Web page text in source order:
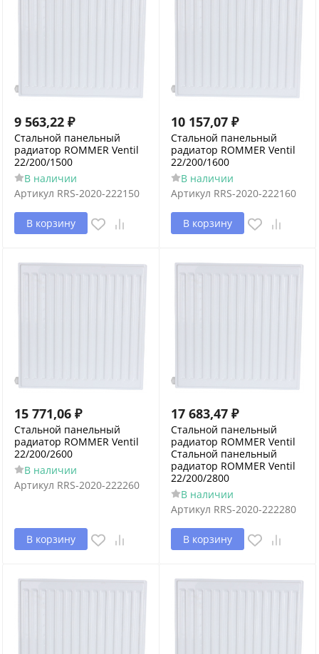
9 563,22 ₽
Стальной панельный
радиатор ROMMER Ventil
22/200/1500
В наличии
Артикул RRS-2020-222150
В корзину
10 157,07 ₽
Стальной панельный
радиатор ROMMER Ventil
22/200/1600
В наличии
Артикул RRS-2020-222160
В корзину
15 771,06 ₽
Стальной панельный
радиатор ROMMER Ventil
22/200/2600
В наличии
Артикул RRS-2020-222260
В корзину
17 683,47 ₽
Стальной панельный
радиатор ROMMER Ventil
Стальной панельный
радиатор ROMMER Ventil
22/200/2800
В наличии
Артикул RRS-2020-222280
В корзину